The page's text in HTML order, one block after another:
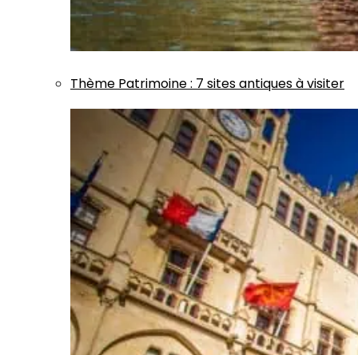
Thème Patrimoine: 7 sites antiques à visiter